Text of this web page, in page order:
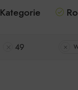
Kategorie
49